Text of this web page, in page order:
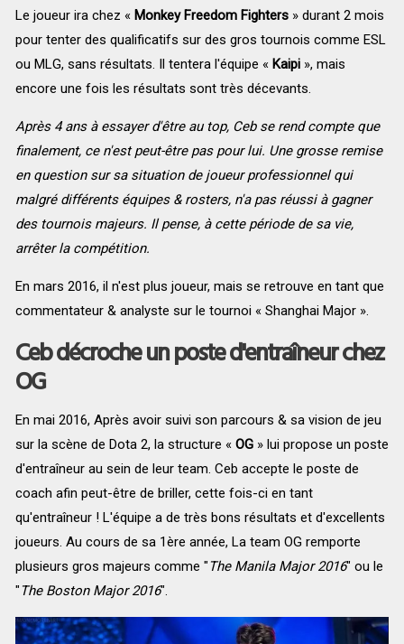
Le joueur ira chez « Monkey Freedom Fighters» durant 2 mois
pour tenter des qualificatifs sur des gros tournois comme ESL
ou MLG, sans résultats. Il tentera l'équipe « Kaipi », mais
encore une fois les résultats sont très décevants.
Après 4 ans à essayer d'être au top, Ceb se rend compte que
finalement, ce n'est peut-être pas pour lui. Une grosse remise
en question sur sa situation de joueur professionnel qui
malgré différents équipes & rosters, n'a pas réussi à gagner
des tournois majeurs. Il pense, à cette période de sa vie,
arrêter la compétition.
En mars 2016, il n'est plus joueur, mais se retrouve en tant que
commentateur & analyste sur le tournoi « Shanghai Major ».
Ceb décroche un poste d'entraîneur chez
OG
En mai 2016, Après avoir suivi son parcours & sa vision de jeu
sur la scène de Dota 2, la structure « OG » lui propose un poste
d'entraîneur au sein de leur team. Ceb accepte le poste de
coach afin peut-être de briller, cette fois-ci en tant
qu'entraîneur ! L'équipe a de très bons résultats et d'excellents
joueurs. Au cours de sa 1ère année, La team OG remporte
plusieurs gros majeurs comme "The Manila Major 2016" ou le
"The Boston Major 2016".